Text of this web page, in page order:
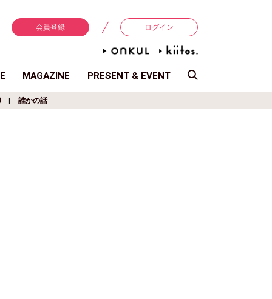
会員登録 ログイン
MAGAZINE PRESENT & EVENT
誰かの話